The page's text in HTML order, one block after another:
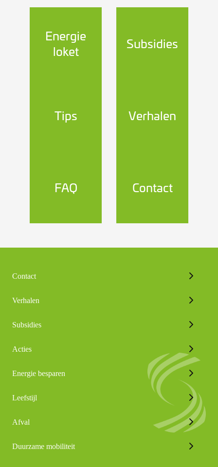
Energie
loket
Subsidies
Tips Verhalen
FAQ Contact
Contact
Verhalen
Subsidies
Acties
Energie besparen
Leefstijl
Afval
Duurzame mobiliteit